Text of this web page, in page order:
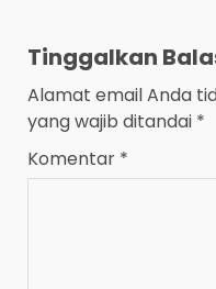
Tinggalkan
Alamat email Anda
yang wajib ditandai *
Komentar *